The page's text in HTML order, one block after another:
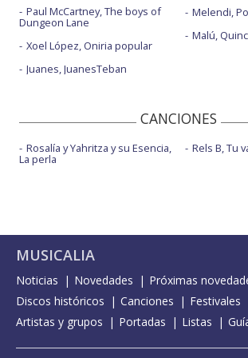
Paul McCartney, The boys of
Dungeon Lane
Xoel López, Oniria popular
Juanes, JuanesTeban
Melendi,
Malú,
CANCIONES
Rosalía y Yahritza y su Esencia,
La perla
Rels B, Tu
MUSICALIA
Noticias Novedades
Próximas
Discos históricos
Canciones Festivales
Artistas y grupos
Portadas Listas